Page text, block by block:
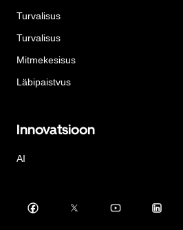
Turvalisus
Turvalisus
Mitmekesisus
Läbipaistvus
Innovatsioon
AI